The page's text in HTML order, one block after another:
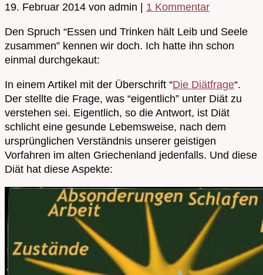
19. Februar 2014 von admin | 1 Kommentar
Den Spruch “Essen und Trinken hält Leib und Seele
zusammen” kennen wir doch. Ich hatte ihn schon
einmal durchgekaut:
In einem Artikel mit der Überschrift “Die Diätfrage“.
Der stellte die Frage, was “eigentlich” unter Diät zu
verstehen sei. Eigentlich, so die Antwort, ist Diät
schlicht eine gesunde Lebemsweise, nach dem
ursprünglichen Verständnis unserer geistigen
Vorfahren im alten Griechenland jedenfalls. Und diese
Diät hat diese Aspekte: